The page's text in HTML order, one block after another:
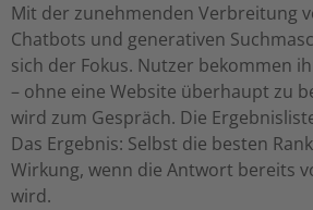
Mit der zunehmenden Verbreitung
Chatbots und generativen
sich der Fokus. Nutzer bekommen
– ohne eine Website überhaupt zu
wird zum Gespräch. Die
Das Ergebnis: Selbst die besten
Wirkung, wenn die Antwort bereits
wird.